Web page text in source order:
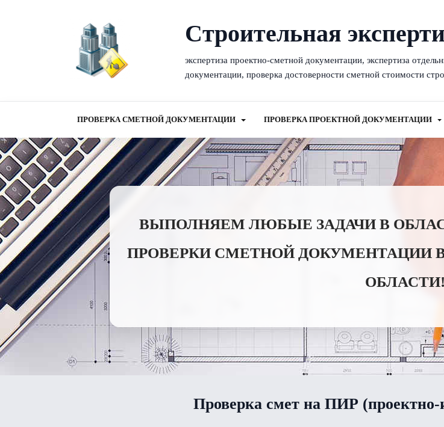
Cтроительная
экспертиза проектно-сметной документации, экспертиза
документации, проверка достоверности сметной стоимости
ПРОВЕРКА СМЕТНОЙ ДОКУМЕНТАЦИИ ПРОВЕРКА ПРОЕКТНОЙ ДОКУМЕНТАЦИИ
ВЫПОЛНЯЕМ ЛЮБЫЕ ЗАДАЧИ В
ПРОВЕРКИ СМЕТНОЙ ДОКУМЕНТАЦИИ
ОБЛАСТИ!
Проверка смет на ПИР (проектно-